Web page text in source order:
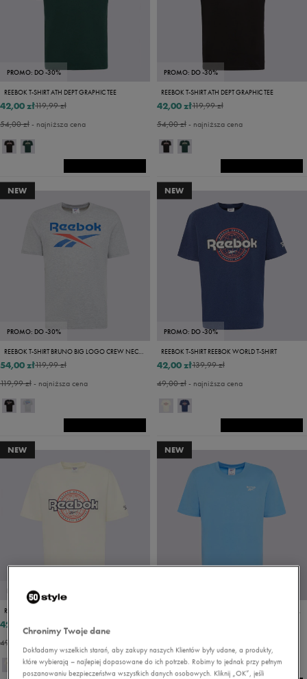
PROMO: DO -30%
REEBOK T-SHIRT ATH DEPT GRAPHIC TEE
119,99 zł
42,00 zł
54,00 zł- najniższa cena
PROMO: DO -30%
REEBOK T-SHIRT ATH DEPT GRAPHIC TEE
119,99 zł
42,00 zł
54,00 zł- najniższa cena
NEW
PROMO: DO -30%
REEBOK T-SHIRT BRUNO BIG LOGO CREW NECK SS TEE
119,99 zł
54,00 zł
119,99 zł- najniższa cena
NEW
PROMO: DO -30%
REEBOK T-SHIRT REEBOK WORLD T-SHIRT
139,99 zł
42,00 zł
49,00 zł- najniższa cena
NEW
PROMO: DO -30%
REEBOK T-SHIRT REEBOK WORLD T-SHIRT
42,00 zł
49,00 zł
NEW
REEBOK T-SHIRT CODY SMALL LOGO CREW NECK SS TEE
+ 2
Chronimy Twoje dane
Dokładamy wszelkich starań, aby zakupy naszych Klientów były udane, a produkty,
które wybierają – najlepiej dopasowane do ich potrzeb. Robimy to jednak przy pełnym
poszanowaniu bezpieczeństwa wszystkich danych osobowych. Kliknij „OK”, jeśli